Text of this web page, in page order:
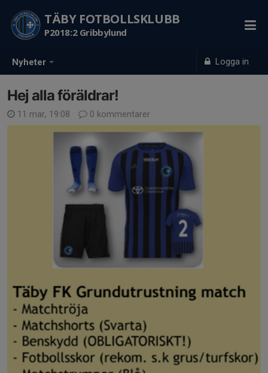
Nyheter Logga in
TÄBY FOTBOLLSKLUBB
P2018:2 Gribbylund
Hej alla föräldrar!
11 mar, 19:08 0 kommentarer